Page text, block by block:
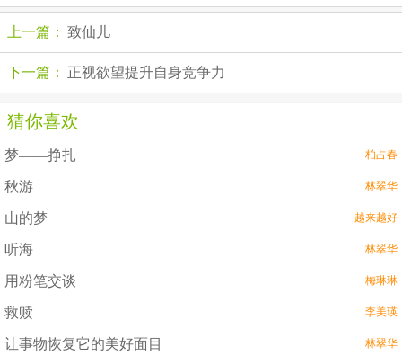
上一篇： 致仙儿
下一篇： 正视欲望提升自身竞争力
猜你喜欢
梦――挣扎 柏占春
秋游 林翠华
山的梦 越来越好
听海 林翠华
用粉笔交谈 梅琳琳
救赎 李美瑛
让事物恢复它的美好面目 林翠华